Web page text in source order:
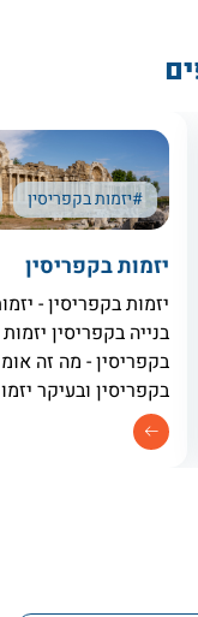
#מתכונים קפריסאים
#יזמות בקפריסין
יזמות בקפריסין
יזמות בקפריסין -
בנייה בקפריסין יזמות
בקפריסין - מה זה
בקפריסין ובעיקר
בקפריסין (בנייה
בכל מקום אחר